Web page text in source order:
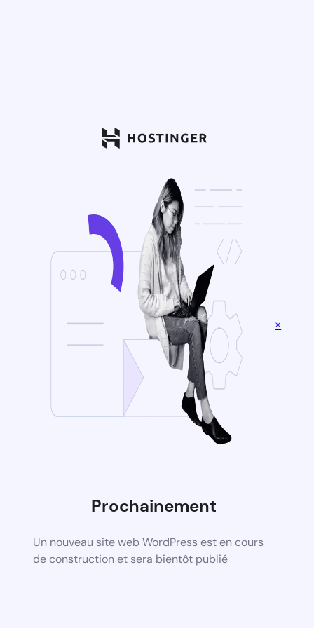
Prochainement
Un nouveau site web WordPress est en cours
de construction et sera bientôt publié
×